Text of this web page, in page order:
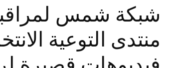
شبكة شمس
منتدى التوعية